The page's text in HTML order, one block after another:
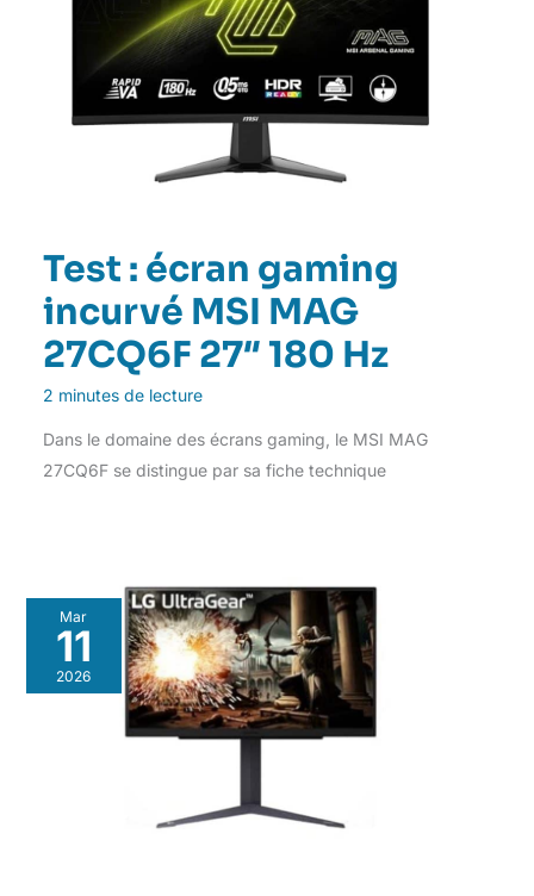
Test : écran gaming
incurvé MSI MAG
27CQ6F 27″ 180 Hz
2 minutes de lecture
Dans le domaine des écrans gaming, le MSI MAG
27CQ6F se distingue par sa fiche technique
Mar
11
2026